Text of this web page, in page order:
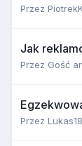
Przez
Jak
Przez Gość
Przez